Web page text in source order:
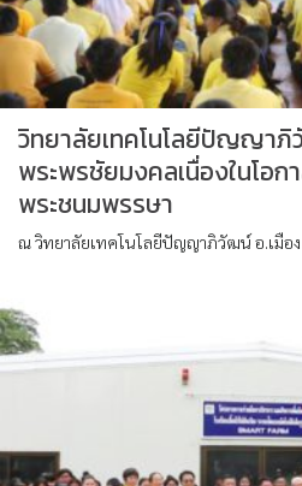
วิทยาลัยเทคโนโลยีปัญญา
พระพรชัยมงคลเนื่องในโอก
พระชนมพรรษา
ณ วิทยาลัยเทคโนโลยีปัญญาภิวัฒน์ อ.เมื